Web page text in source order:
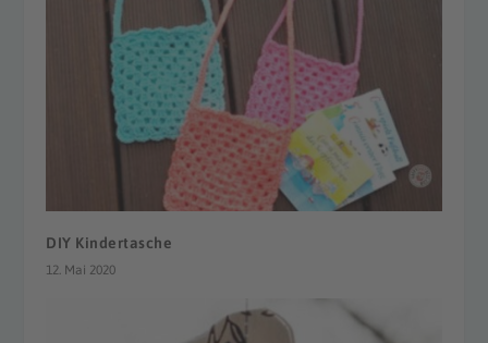
DIY Kindertasche
12. Mai 2020